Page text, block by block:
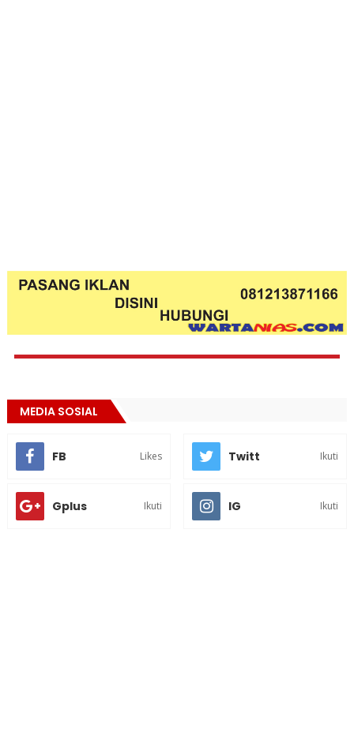
MEDIA SOSIAL
FB Likes Twitt Ikuti
Gplus Ikuti IG Ikuti